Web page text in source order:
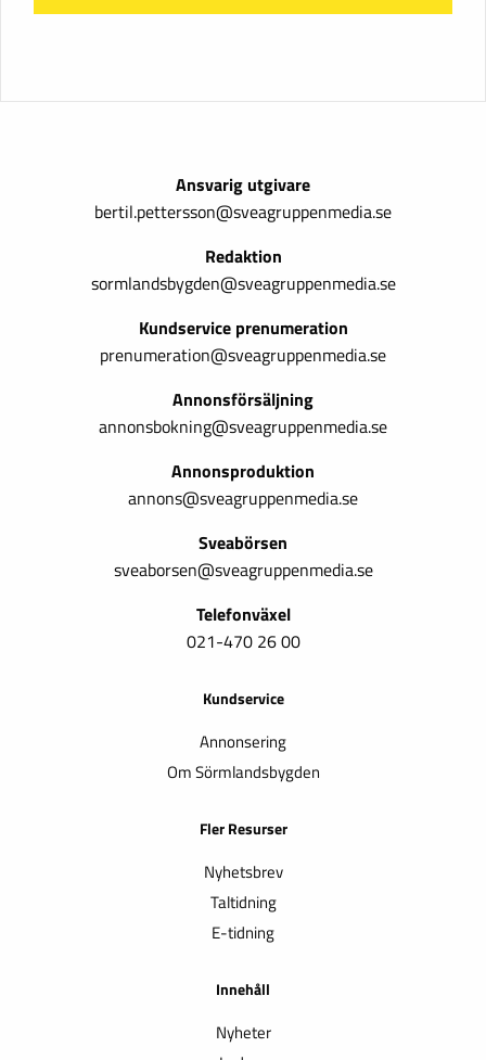
Ansvarig utgivare
bertil.pettersson@sveagruppenmedia.se
Redaktion
sormlandsbygden@sveagruppenmedia.se
Kundservice prenumeration
prenumeration@sveagruppenmedia.se
Annonsförsäljning
annonsbokning@sveagruppenmedia.se
Annonsproduktion
annons@sveagruppenmedia.se
Sveabörsen
sveaborsen@sveagruppenmedia.se
Telefonväxel
021-470 26 00
Kundservice
Annonsering
Om Sörmlandsbygden
Fler Resurser
Nyhetsbrev
Taltidning
E-tidning
Innehåll
Nyheter